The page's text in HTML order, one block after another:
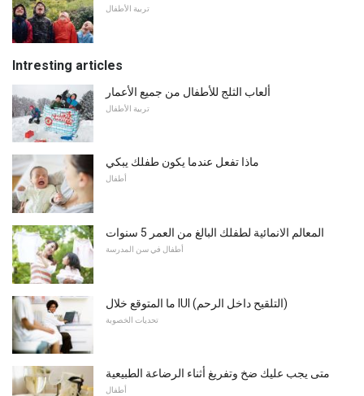
تربية الأطفال
Intresting articles
ألعاب الثلج للأطفال من جميع الأعمار
تربية الأطفال
ماذا تفعل عندما يكون طفلك يبكي
أطفال
المعالم الانمائية لطفلك البالغ من العمر 5 سنوات
أطفال في سن المدرسة
ما المتوقع خلال IUI (التلقيح داخل الرحم)
تحديات الخصوبة
متى يجب عليك ضخ وتفريغ أثناء الرضاعة الطبيعية
أطفال